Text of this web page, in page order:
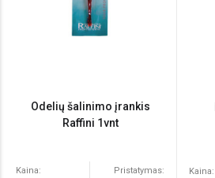
Odelių šalinimo įrankis
Raffini 1vnt
Kaina: Pristatymas: Kaina: